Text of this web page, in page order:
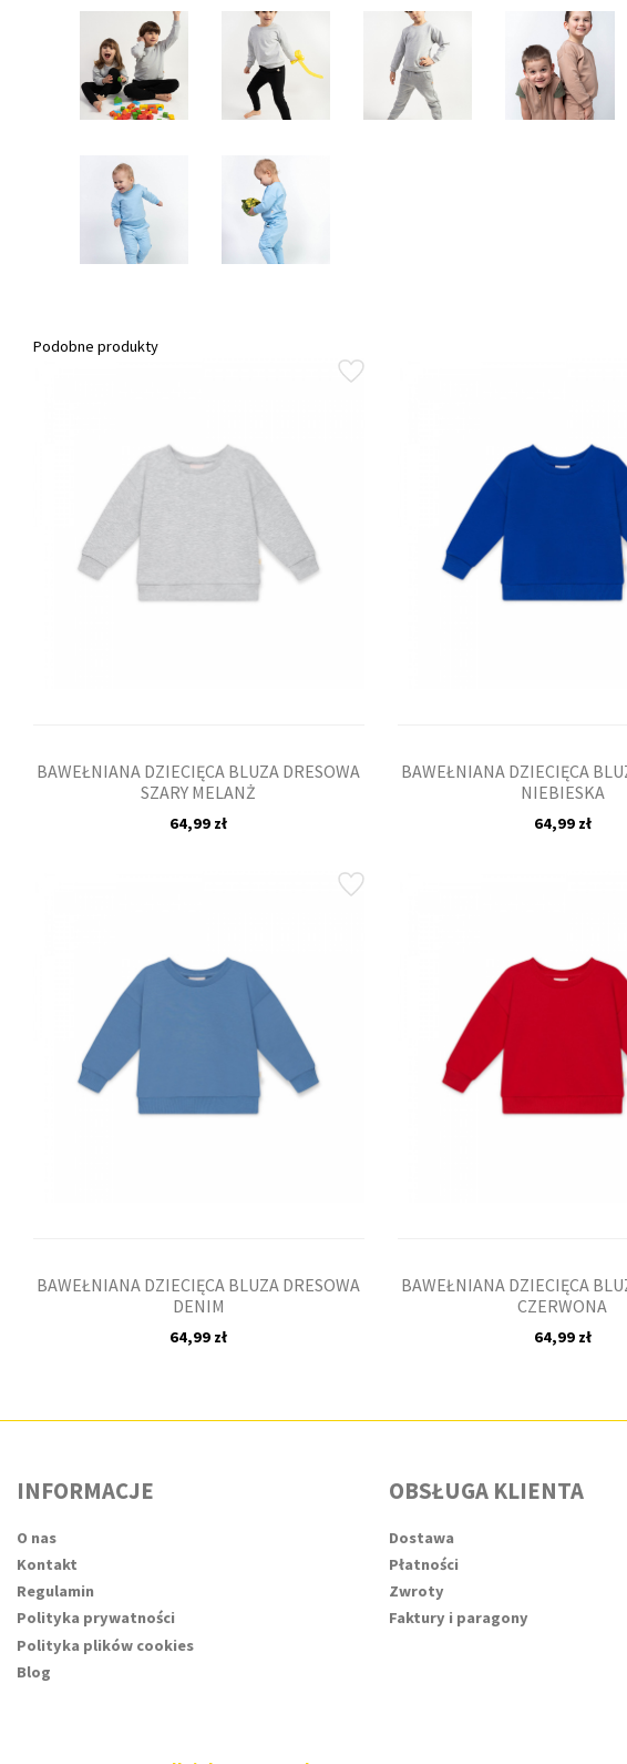
Podobne produkty
BAWEŁNIANA DZIECIĘCA BLUZA DRESOWA
SZARY MELANŻ
64,99 zł
BAWEŁNIANA DZIECIĘCA
NIEBIESKA
64,99 zł
BAWEŁNIANA DZIECIĘCA BLUZA DRESOWA
DENIM
64,99 zł
BAWEŁNIANA DZIECIĘCA
CZERWONA
64,99 zł
INFORMACJE
O nas
Kontakt
Regulamin
Polityka prywatności
Polityka plików cookies
Blog
OBSŁUGA KLIENTA
Dostawa
Płatności
Zwroty
Faktury i paragony